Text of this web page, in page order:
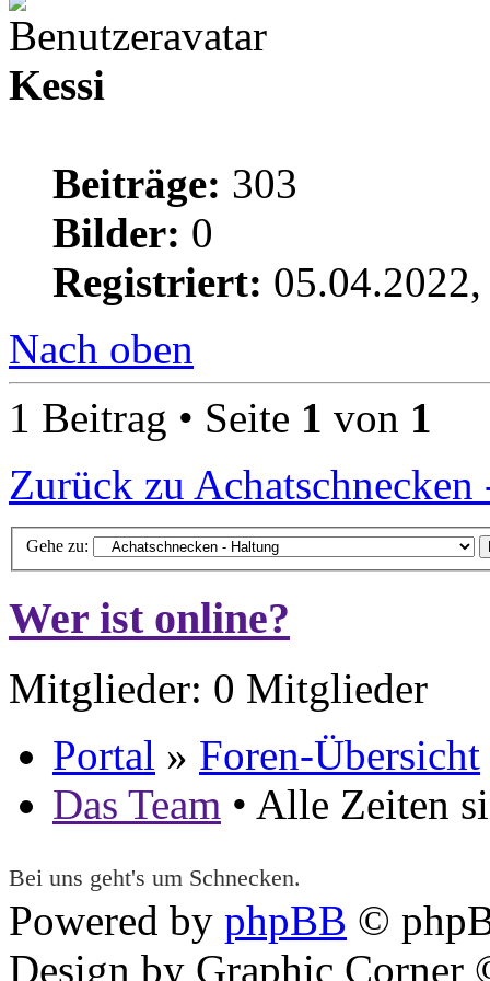
Kessi
Beiträge: 303
Bilder: 0
Registriert:
Nach oben
1 Beitrag • Seite 1 von 1
Zurück zu
Gehe zu:
Wer ist online?
Mitglieder: 0 Mitglieder
Portal » Foren-Übersicht
Das Team • Alle Zeiten
Bei uns geht's um Schnecken.
Powered by phpBB ©
Design by Graphic Corner